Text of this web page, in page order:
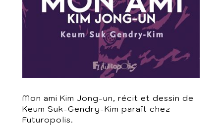
Mon ami Kim Jong-un, récit et dessin de
Keum Suk-Gendry-Kim paraît chez
Futuropolis.